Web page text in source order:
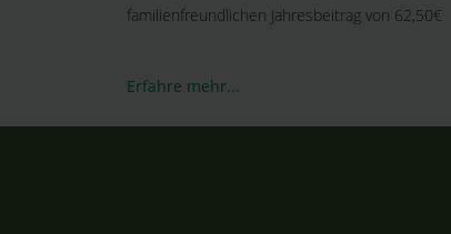
familienfreundlichen Jahresbeitrag von 62,50€
Erfahre mehr...